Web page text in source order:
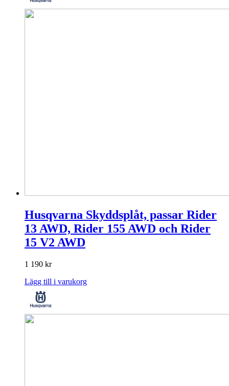
Husqvarna Skyddsplåt, passar Rider
13 AWD, Rider 155 AWD och Rider
15 V2 AWD
1 190 kr
Lägg till i varukorg